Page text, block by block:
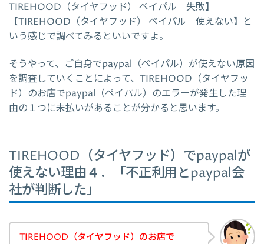
TIREHOOD（タイヤフッド） ペイパル 失敗】
【TIREHOOD（タイヤフッド） ペイパル 使えない】と
いう感じで調べてみるといいですよ。
そうやって、ご自身でpaypal（ペイパル）が使えない原因
を調査していくことによって、TIREHOOD（タイヤフッ
ド）のお店でpaypal（ペイパル）のエラーが発生した理
由の１つに未払いがあることが分かると思います。
TIREHOOD（タイヤフッド）でpaypalが
使えない理由４．「不正利用とpaypal会
社が判断した」
TIREHOOD（タイヤフッド）のお店で